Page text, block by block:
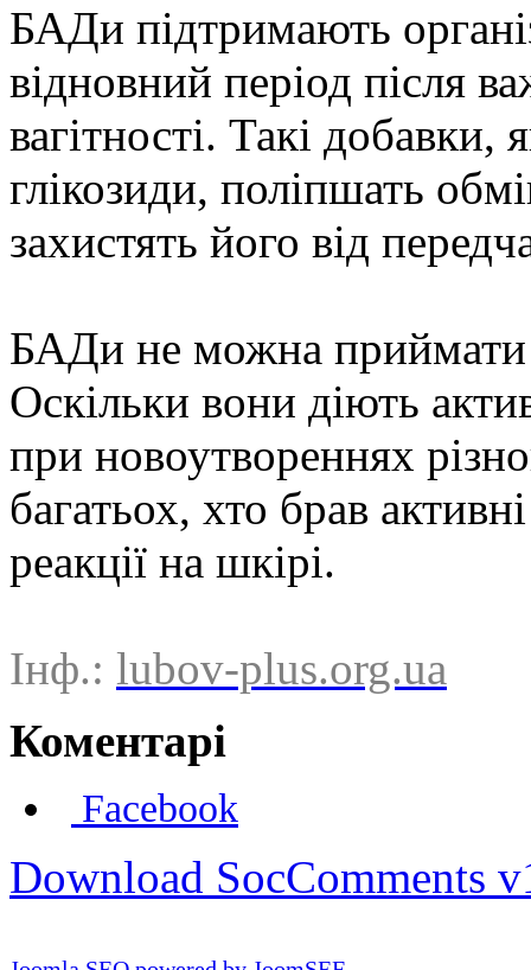
БАДи підтримають
відновний період після
вагітності. Такі
глікозиди, поліпшать
захистять його від
БАДи не можна приймати
Оскільки вони діють
при новоутвореннях
багатьох, хто брав
реакції на шкірі.
Інф.: lubov-plus.org.ua
Коментарі
Facebook
Download SocComments